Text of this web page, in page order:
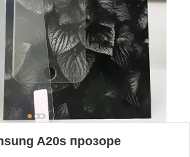
A20s прозоре